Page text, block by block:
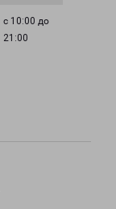
с 10:00 до
21:00